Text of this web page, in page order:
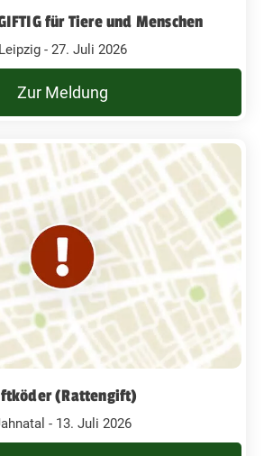
für Tiere und Menschen
Leipzig - 27. Juli 2026
Zur Meldung
(Rattengift)
- 13. Juli 2026